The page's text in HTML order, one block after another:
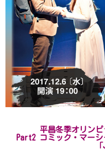
平昌冬季オリン
Part2 コミック・マー